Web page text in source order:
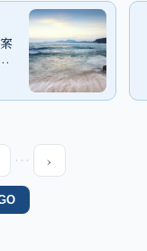
… ›